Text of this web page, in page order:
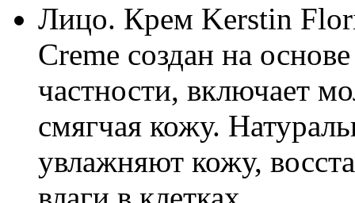
Лицо. Крем Kerstin
Crеme создан на
частности, включает
смягчая кожу.
увлажняют кожу,